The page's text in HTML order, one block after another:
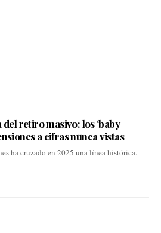
retiro masivo: los ‘baby
a cifras nunca vistas
ha cruzado en 2025 una línea histórica.